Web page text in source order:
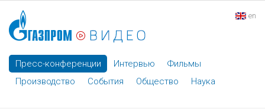
en
Пресс-конференции Интервью
Фильмы
Производство
События Общество Наука